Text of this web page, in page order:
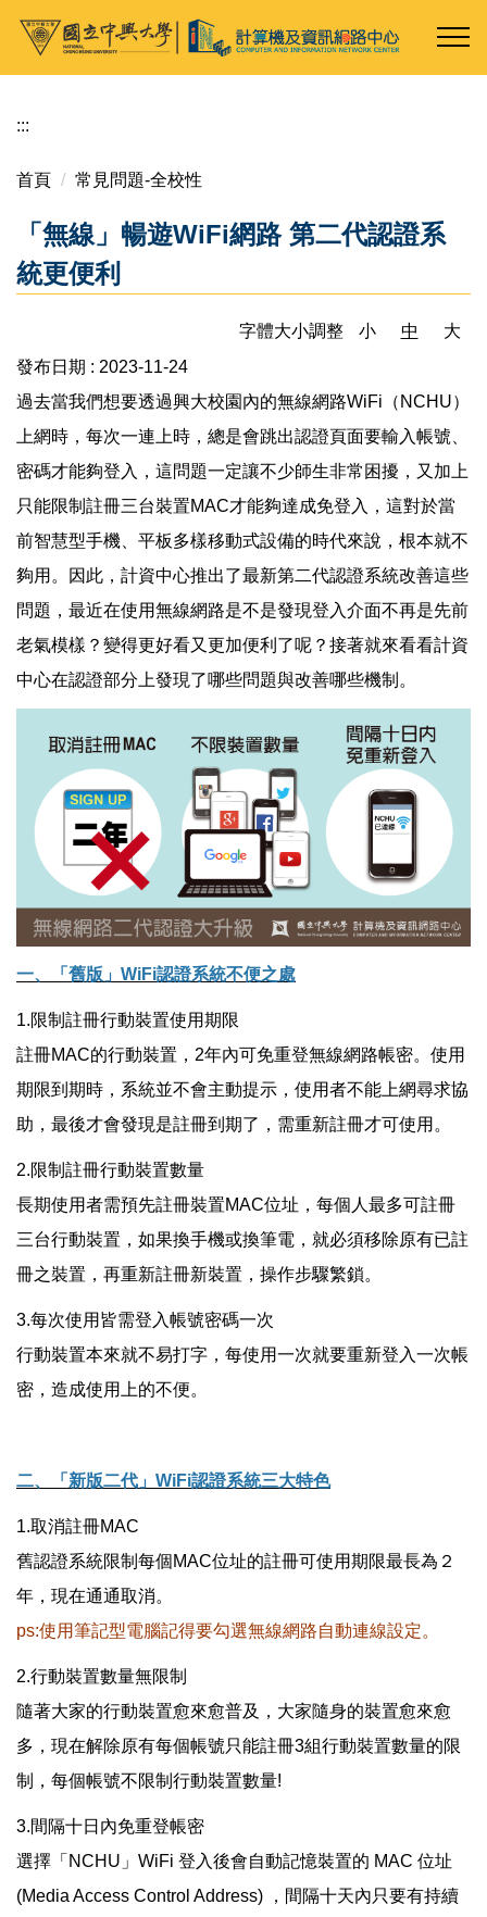
跳
內
區
:::
首頁 常見問題-全校性
「無線」暢遊WiFi網路 第二代認證系
統更便利
字體大小調整 小 中
大
發布日期 : 2023-11-24
過去當我們想要透過興大校園內的無線網路WiFi（NCHU）
上網時，每次一連上時，總是會跳出認證頁面要輸入帳號、
密碼才能夠登入，這問題一定讓不少師生非常困擾，又加上
只能限制註冊三台裝置MAC才能夠達成免登入，這對於當
前智慧型手機、平板多樣移動式設備的時代來說，根本就不
夠用。因此，計資中心推出了最新第二代認證系統改善這些
問題，最近在使用無線網路是不是發現登入介面不再是先前
老氣模樣？變得更好看又更加便利了呢？接著就來看看計資
中心在認證部分上發現了哪些問題與改善哪些機制。
一、「舊版」WiFi認證系統不便之處
1.限制註冊行動裝置使用期限
註冊MAC的行動裝置，2年內可免重登無線網路帳密。使用
期限到期時，系統並不會主動提示，使用者不能上網尋求協
助，最後才會發現是註冊到期了，需重新註冊才可使用。
2.限制註冊行動裝置數量
長期使用者需預先註冊裝置MAC位址，每個人最多可註冊
三台行動裝置，如果換手機或換筆電，就必須移除原有已註
冊之裝置，再重新註冊新裝置，操作步驟繁鎖。
3.每次使用皆需登入帳號密碼一次
行動裝置本來就不易打字，每使用一次就要重新登入一次帳
密，造成使用上的不便。
二、「新版二代」WiFi認證系統三大特色
1.取消註冊MAC
舊認證系統限制每個MAC位址的註冊可使用期限最長為２
年，現在通通取消。
ps:使用筆記型電腦記得要勾選無線網路自動連線設定。
2.行動裝置數量無限制
隨著大家的行動裝置愈來愈普及，大家隨身的裝置愈來愈
多，現在解除原有每個帳號只能註冊3組行動裝置數量的限
制，每個帳號不限制行動裝置數量!
3.間隔十日內免重登帳密
選擇「NCHU」WiFi 登入後會自動記憶裝置的 MAC 位址
(Media Access Control Address) ，間隔十天內只要有持續